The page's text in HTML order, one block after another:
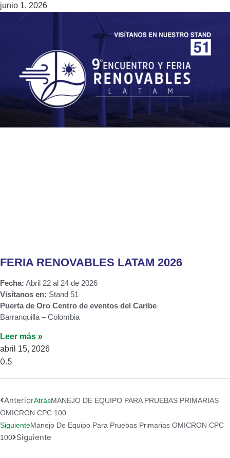
junio 1, 2026
FERIA RENOVABLES LATAM 2026
Fecha: Abril 22 al 24 de 2026
Visítanos en: Stand 51
Puerta de Oro Centro de eventos del Caribe
Barranquilla – Colombia
Leer más »
abril 15, 2026
AnteriorAtrásMANEJO DE EQUIPO PARA PRUEBAS PRIMARIAS
OMICRON CPC 100
SiguienteManejo De Equipo Para Pruebas Primarias OMICRON CPC
100 Siguiente